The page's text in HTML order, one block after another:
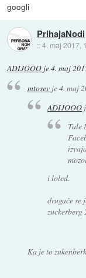
googli
PrihajaNodi
::4. maj 2017,
ADIJOOO je4. maj
mtosevje4. maj
ADIJOOO
Tale
i loled.
drugače
zuckerberg
Ka je to